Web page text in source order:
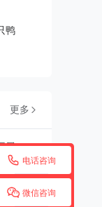
 电话咨询
 微信咨询
鸭
更多 
展2025
位外语
2025-08-27